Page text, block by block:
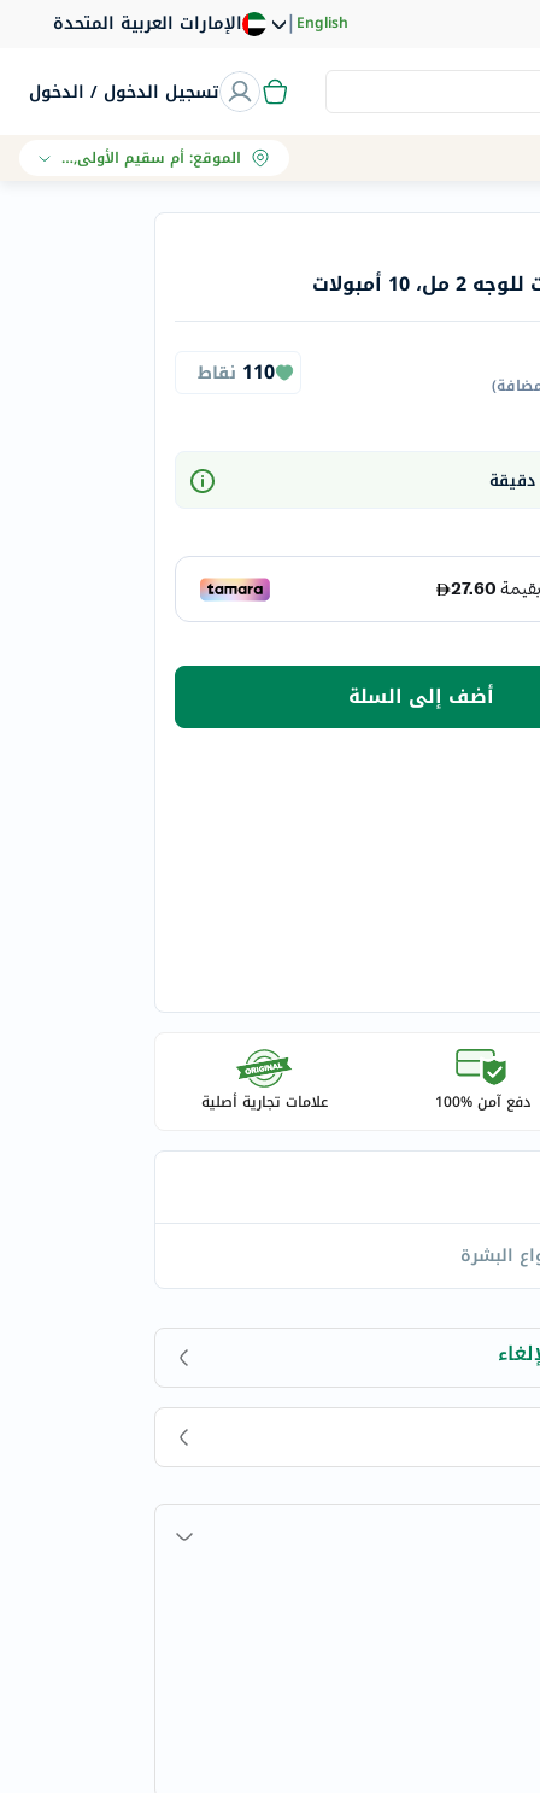
الإمارات العربية المتحدة |English
تسجيل الدخول / الدخول
الموقع:أم سقيم الأولى, دبي
أمبولات
)
110 نقاط
أضف إلى السلة
دفع آمن %100 علامات تجارية أصلية
البشرة